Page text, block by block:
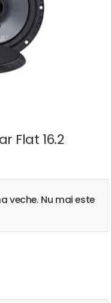
Flat 16.2
veche. Nu mai este